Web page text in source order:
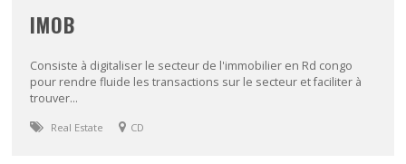
IMOB
Consiste à digitaliser le secteur de l'immobilier en Rd congo
pour rendre fluide les transactions sur le secteur et faciliter à
trouver...
Real Estate CD